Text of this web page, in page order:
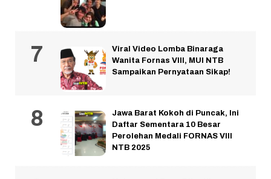
Viral Video Lomba Binaraga
Wanita Fornas VIII, MUI NTB
Sampaikan Pernyataan Sikap!
Jawa Barat Kokoh di Puncak, Ini
Daftar Sementara 10 Besar
Perolehan Medali FORNAS VIII
NTB 2025